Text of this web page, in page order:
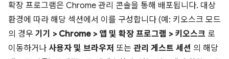
확장 프로그램은 Chrome 관리 콘솔을 통해 배포됩니다. 대상
환경에 따라 해당 섹션에서 이를 구성합니다 (예: 키오스크 모드
의 경우 기기 > Chrome > 앱 및 확장 프로그램 > 키오스크 로
이동하거나 사용자 및 브라우저 또는 관리 게스트 세션 의 해당